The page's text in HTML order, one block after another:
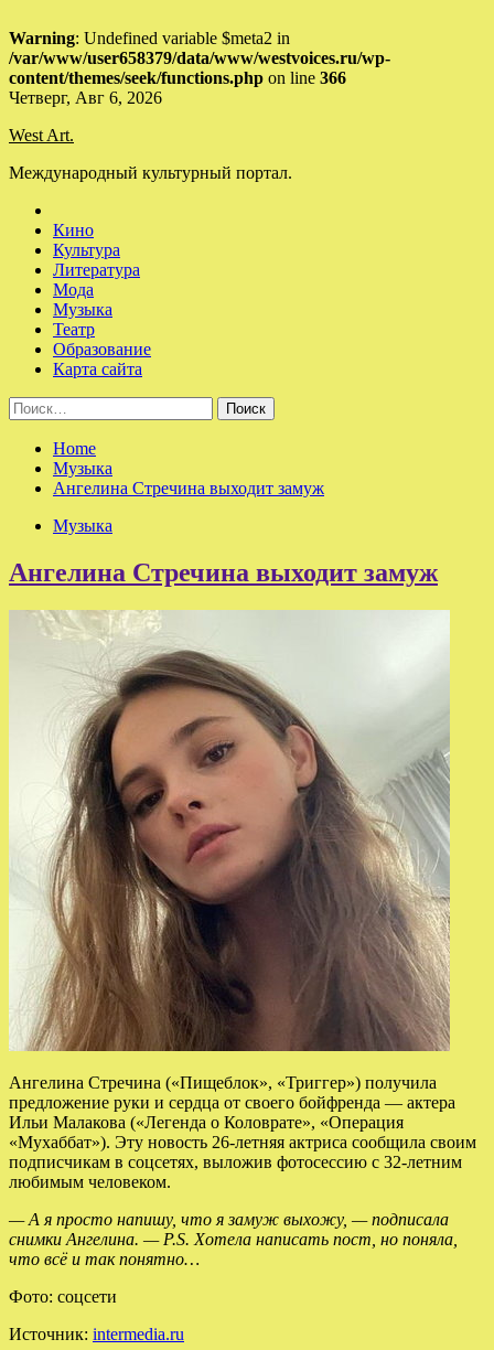
Warning: Undefined variable $meta2 in
/var/www/user658379/data/www/westvoices.ru/wp-
content/themes/seek/functions.php on line 366
Skip
content
Четверг, Авг 6, 2026
West Art.
Международный культурный портал.
Кино
Культура
Литература
Мода
Музыка
Театр
Образование
Карта сайта
Найти:
Home
Музыка
Ангелина Стречина выходит замуж
Музыка
Ангелина Стречина выходит замуж
Ангелина Стречина («Пищеблок», «Триггер») получила
предложение руки и сердца от своего бойфренда — актера
Ильи Малакова («Легенда о Коловрате», «Операция
«Мухаббат»). Эту новость 26-летняя актриса сообщила своим
подписчикам в соцсетях, выложив фотосессию с 32-летним
любимым человеком.
— А я просто напишу, что я замуж выхожу, — подписала
снимки Ангелина. — P.S. Хотела написать пост, но поняла,
что всё и так понятно…
Фото: соцсети
Источник: intermedia.ru